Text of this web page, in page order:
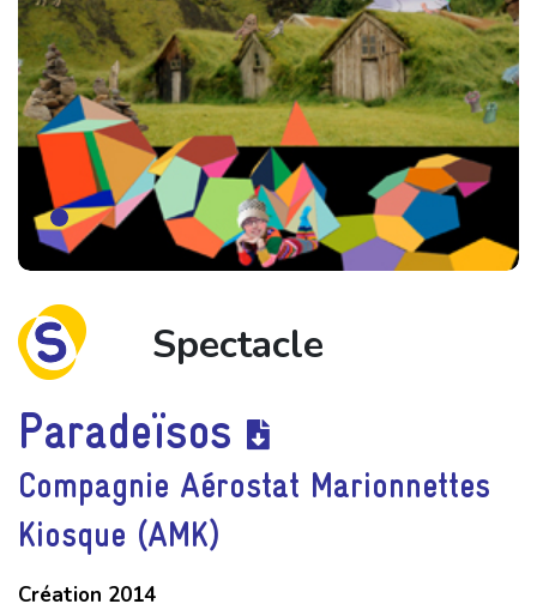
Spectacle
Paradeïsos
Compagnie Aérostat Marionnettes
Kiosque (AMK)
Création 2014